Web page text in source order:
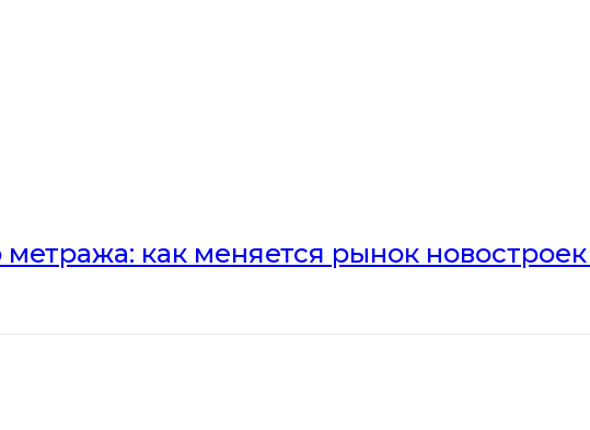
как меняется рынок